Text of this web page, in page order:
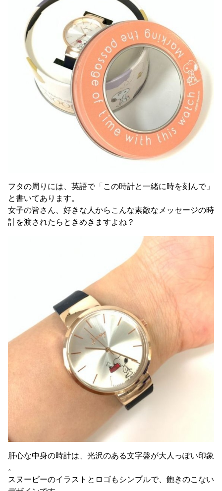
フタの周りには、英語で「この時計と一緒に時を刻んで」
と書いてあります。
女子の皆さん、好きな人からこんな素敵なメッセージの時
計を渡されたらときめきますよね？
肝心な中身の時計は、光沢のある文字盤が大人っぽい印象
。
スヌーピーのイラストとロゴもシンプルで、飽きのこない